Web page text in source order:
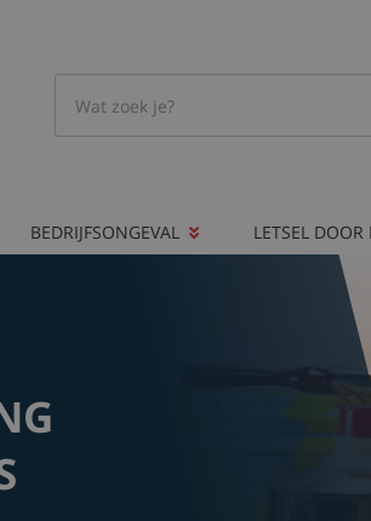
BEDRIJFSONGEVAL LETSEL DOOR